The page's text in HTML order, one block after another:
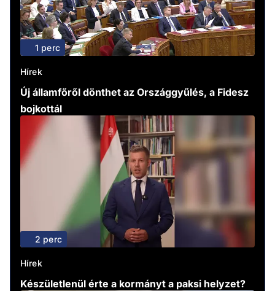
1 perc
Hírek
Új államfőről dönthet az Országgyűlés, a Fidesz
bojkottál
2 perc
Hírek
Készületlenül érte a kormányt a paksi helyzet?